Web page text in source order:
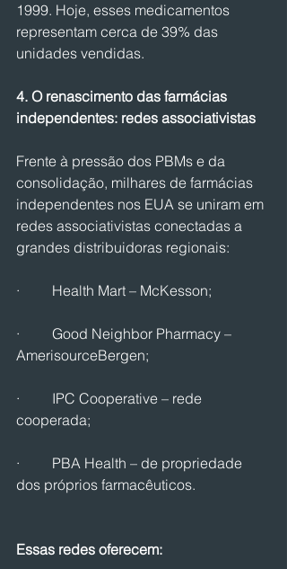
1999. Hoje, esses medicamentos
representam cerca de 39% das
unidades vendidas.
4. O renascimento das farmácias
independentes: redes associativistas
Frente à pressão dos PBMs e da
consolidação, milhares de farmácias
independentes nos EUA se uniram em
redes associativistas conectadas a
grandes distribuidoras regionais:
·         Health Mart – McKesson;
·         Good Neighbor Pharmacy –
AmerisourceBergen;
·         IPC Cooperative – rede
cooperada;
·         PBA Health – de propriedade
dos próprios farmacêuticos.
Essas redes oferecem: